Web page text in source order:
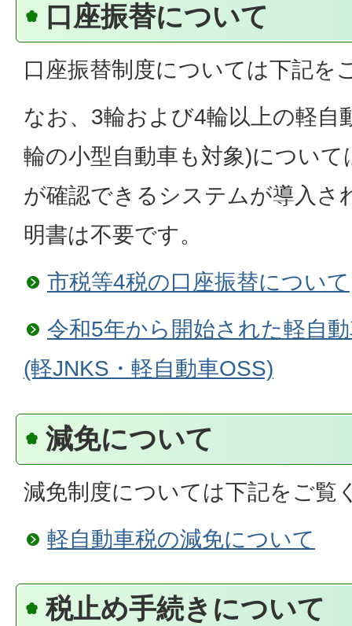
口座振替について
口座振替制度については下記を
なお、3輪および4輪以上の軽自
輪の小型自動車も対象)につい
が確認できるシステムが導入さ
明書は不要です。
市税等4税の口座振替について
令和5年から開始された軽自
(軽JNKS・軽自動車OSS)
減免について
減免制度については下記をご覧
軽自動車税の減免について
税止め手続きについて